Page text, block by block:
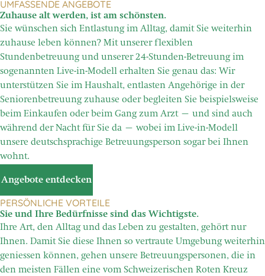
UMFASSENDE ANGEBOTE
Zuhause alt werden, ist am schönsten.
Sie wünschen sich Entlastung im Alltag, damit Sie weiterhin
zuhause leben können? Mit unserer flexiblen
Stundenbetreuung und unserer 24-Stunden-Betreuung im
sogenannten Live-in-Modell erhalten Sie genau das: Wir
unterstützen Sie im Haushalt, entlasten Angehörige in der
Seniorenbetreuung zuhause oder begleiten Sie beispielsweise
beim Einkaufen oder beim Gang zum Arzt – und sind auch
während der Nacht für Sie da – wobei im Live-in-Modell
unsere deutschsprachige Betreuungsperson sogar bei Ihnen
wohnt.
Angebote entdecken
PERSÖNLICHE VORTEILE
Sie und Ihre Bedürfnisse sind das Wichtigste.
Ihre Art, den Alltag und das Leben zu gestalten, gehört nur
Ihnen. Damit Sie diese Ihnen so vertraute Umgebung weiterhin
geniessen können, gehen unsere Betreuungspersonen, die in
den meisten Fällen eine vom Schweizerischen Roten Kreuz